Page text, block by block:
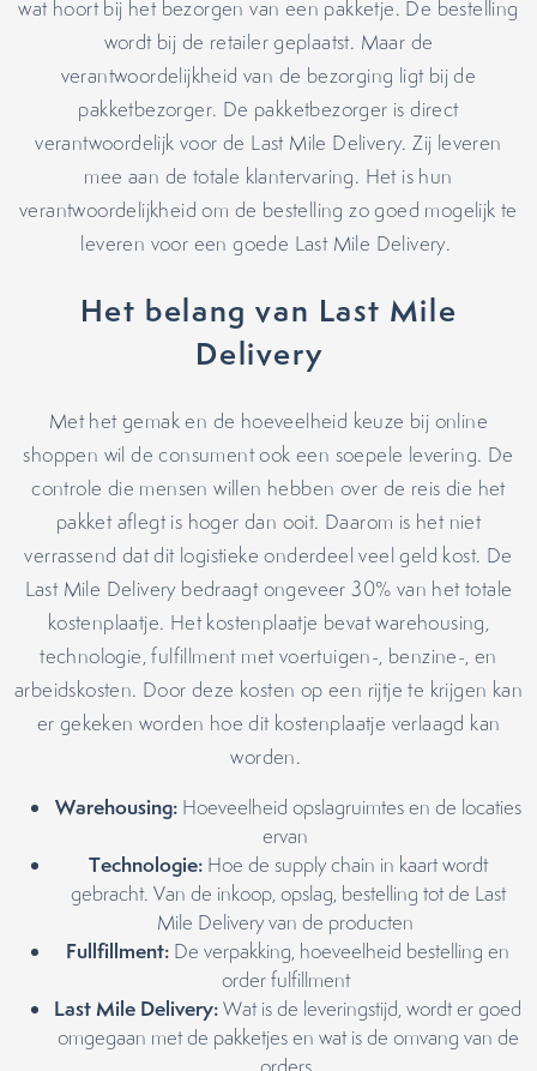
wat hoort bij het bezorgen van een pakketje. De bestelling
wordt bij de retailer geplaatst. Maar de
verantwoordelijkheid van de bezorging ligt bij de
pakketbezorger. De pakketbezorger is direct
verantwoordelijk voor de Last Mile Delivery. Zij leveren
mee aan de totale klantervaring. Het is hun
verantwoordelijkheid om de bestelling zo goed mogelijk te
leveren voor een goede Last Mile Delivery.
Het belang van Last Mile
Delivery
Met het gemak en de hoeveelheid keuze bij online
shoppen wil de consument ook een soepele levering. De
controle die mensen willen hebben over de reis die het
pakket aflegt is hoger dan ooit. Daarom is het niet
verrassend dat dit logistieke onderdeel veel geld kost. De
Last Mile Delivery bedraagt ongeveer 30% van het totale
kostenplaatje. Het kostenplaatje bevat warehousing,
technologie, fulfillment met voertuigen-, benzine-, en
arbeidskosten. Door deze kosten op een rijtje te krijgen kan
er gekeken worden hoe dit kostenplaatje verlaagd kan
worden.
Warehousing:Hoeveelheid opslagruimtes en de locaties
ervan
Technologie:Hoe de supply chain in kaart wordt
gebracht. Van de inkoop, opslag, bestelling tot de Last
Mile Delivery van de producten
Fullfillment: De verpakking, hoeveelheid bestelling en
order fulfillment
Last Mile Delivery:Wat is de leveringstijd, wordt er goed
omgegaan met de pakketjes en wat is de omvang van de